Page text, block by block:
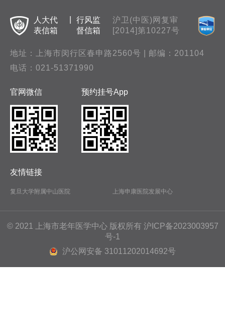
人大代
表信箱
行风监
督信箱
沪卫(中医)网复审
[2014]第10227号
地址：上海市闵行区春申路2560号 | 邮编：201104
电话： 021-51371990
官网微信 预约挂号App
友情链接
复旦大学附属中山医院 上海申康医院发展中心
© 2021 上海市老年医学中心 版权所有 沪ICP备2023003957
号-1
沪公网安备 31011202014692号